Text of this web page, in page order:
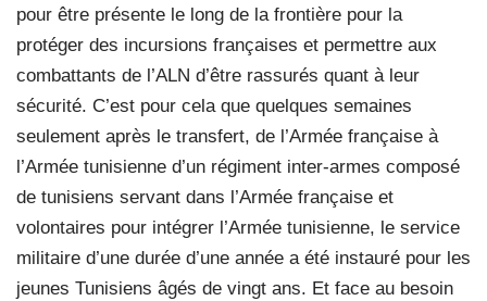
pour être présente le long de la frontière pour la
protéger des incursions françaises et permettre aux
combattants de l’ALN d’être rassurés quant à leur
sécurité. C’est pour cela que quelques semaines
seulement après le transfert, de l’Armée française à
l’Armée tunisienne d’un régiment inter-armes composé
de tunisiens servant dans l’Armée française et
volontaires pour intégrer l’Armée tunisienne, le service
militaire d’une durée d’une année a été instauré pour les
jeunes Tunisiens âgés de vingt ans. Et face au besoin